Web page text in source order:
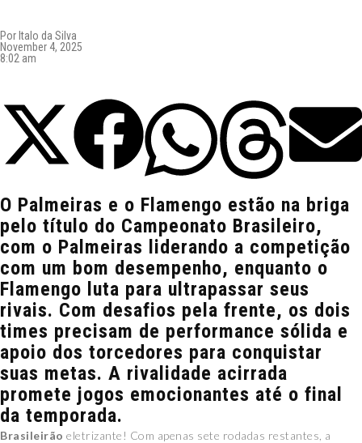
Por Italo da Silva
November 4, 2025
8:02 am
O Palmeiras e o Flamengo estão na briga
pelo título do Campeonato Brasileiro,
com o Palmeiras liderando a competição
com um bom desempenho, enquanto o
Flamengo luta para ultrapassar seus
rivais. Com desafios pela frente, os dois
times precisam de performance sólida e
apoio dos torcedores para conquistar
suas metas. A rivalidade acirrada
promete jogos emocionantes até o final
da temporada.
Brasileirão eletrizante! Com apenas sete rodadas restantes, a